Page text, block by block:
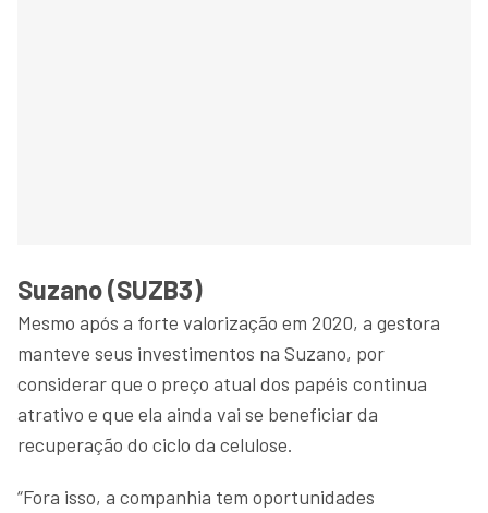
Suzano (SUZB3)
Mesmo após a forte valorização em 2020, a gestora
manteve seus investimentos na Suzano, por
considerar que o preço atual dos papéis continua
atrativo e que ela ainda vai se beneficiar da
recuperação do ciclo da celulose.
“Fora isso, a companhia tem oportunidades